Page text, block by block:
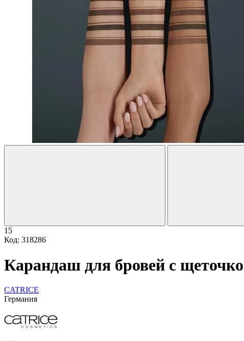
15
Код: 318286
Карандаш для бровей с
CATRICE
Германия